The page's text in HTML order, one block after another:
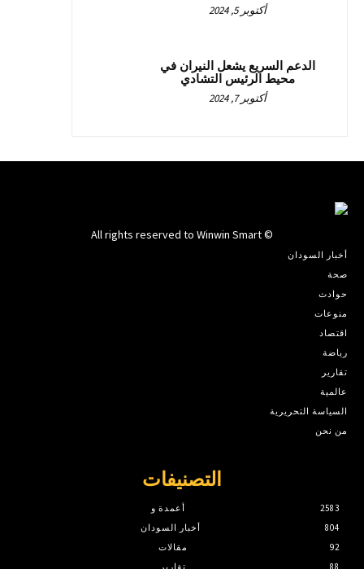
أكتوبر 5, 2024
الدعم السريع يشعل النيران في
محيط الرئيس التشادي
أكتوبر 7, 2024
© All rights reserved to Winwin Smart
أخبار السودان
صحة
حوادث
منوعات
اقتصاد
رياضة
تقارير
عالمية
السياسة التحريرية
من نحن
التصنيفات
أعمدة و
2583
أخبار السودان
804
مقالات
92
تقارير
88